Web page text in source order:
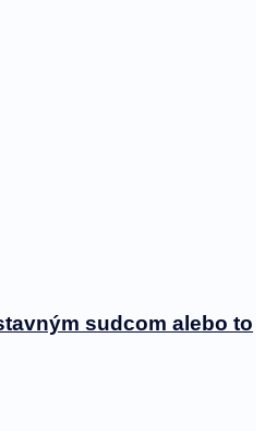
sudcom alebo to